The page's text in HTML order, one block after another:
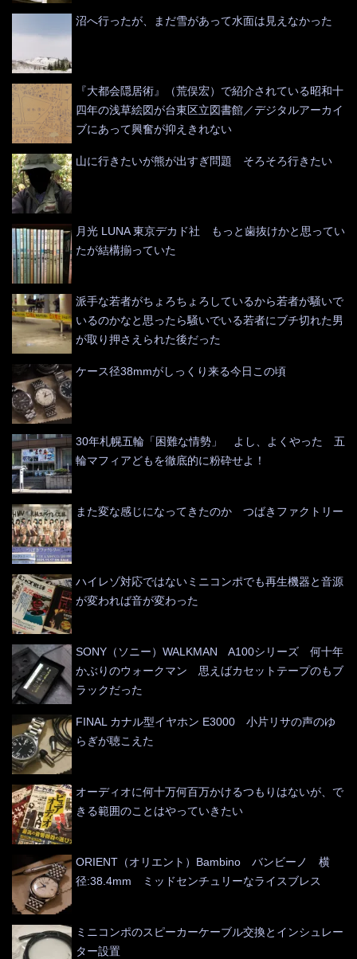
沼へ行ったが、まだ雪があって水面は見えなかった
『大都会隠居術』（荒俣宏）で紹介されている昭和十
四年の浅草絵図が台東区立図書館／デジタルアーカイ
ブにあって興奮が抑えきれない
山に行きたいが熊が出すぎ問題 そろそろ行きたい
月光 LUNA 東京デカド社 もっと歯抜けかと思ってい
たが結構揃っていた
派手な若者がちょろちょろしているから若者が騒いで
いるのかなと思ったら騒いでいる若者にブチ切れた男
が取り押さえられた後だった
ケース径38mmがしっくり来る今日この頃
30年札幌五輪「困難な情勢」 よし、よくやった 五
輪マフィアどもを徹底的に粉砕せよ！
また変な感じになってきたのか つばきファクトリー
ハイレゾ対応ではないミニコンポでも再生機器と音源
が変われば音が変わった
SONY（ソニー）WALKMAN A100シリーズ 何十年
かぶりのウォークマン 思えばカセットテープのもブ
ラックだった
FINAL カナル型イヤホン E3000 小片リサの声のゆ
らぎが聴こえた
オーディオに何十万何百万かけるつもりはないが、で
きる範囲のことはやっていきたい
ORIENT（オリエント）Bambino バンビーノ 横
径:38.4mm ミッドセンチュリーなライスブレス
ミニコンポのスピーカーケーブル交換とインシュレー
ター設置